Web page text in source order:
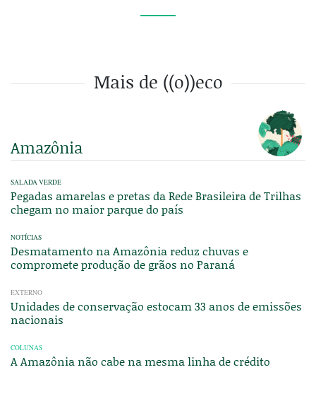
Mais de ((o))eco
Amazônia
SALADA VERDE
Pegadas amarelas e pretas da Rede Brasileira de Trilhas
chegam no maior parque do país
NOTÍCIAS
Desmatamento na Amazônia reduz chuvas e
compromete produção de grãos no Paraná
EXTERNO
Unidades de conservação estocam 33 anos de emissões
nacionais
COLUNAS
A Amazônia não cabe na mesma linha de crédito